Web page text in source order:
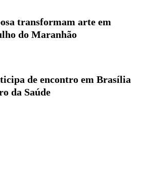
transformam arte em
do Maranhão
de encontro em Brasília
da Saúde